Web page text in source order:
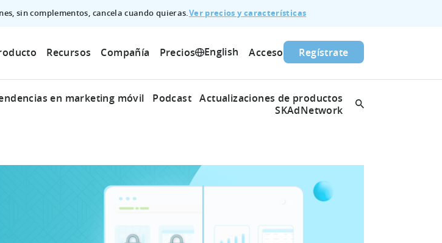
sin complementos, cancela cuando quieras.Ver precios y características
Recursos Compañía Precios English Acceso Regístrate
en marketing móvil Podcast
Actualizaciones de productos
SKAdNetwork